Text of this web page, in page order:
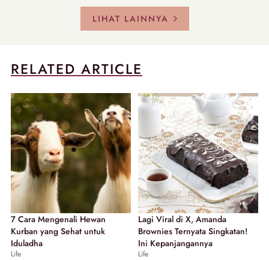
LIHAT LAINNYA
RELATED ARTICLE
7 Cara Mengenali Hewan
Kurban yang Sehat untuk
Iduladha
Life
Lagi Viral di X, Amanda
Brownies Ternyata Singkatan!
Ini Kepanjangannya
Life